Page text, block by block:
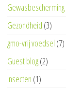
Gewasbescherming
Gezondheid (3)
gmo-vrij voedsel (7)
Guest blog(2)
Insecten (1)